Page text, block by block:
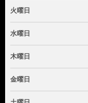
火曜日
水曜日
木曜日
金曜日